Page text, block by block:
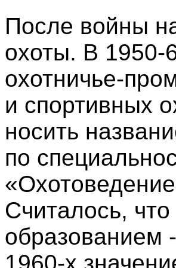
После войны
охоты. В 1950-
охотничье-
и спортивных
носить
по
Считалось,
образованием
1960-х